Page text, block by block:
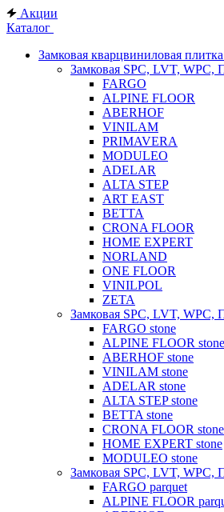
Акции
Каталог
Замковая кварцвиниловая
Замковая SPC, LVT, WPC,
FARGO
ALPINE FLOOR
ABERHOF
VINILAM
PRIMAVERA
MODULEO
ADELAR
ALTA STEP
ART EAST
BETTA
CRONA FLOOR
HOME EXPERT
NORLAND
ONE FLOOR
VINILPOL
ZETA
Замковая SPC, LVT, WPC,
FARGO stone
ALPINE FLOOR stone
ABERHOF stone
VINILAM stone
ADELAR stone
ALTA STEP stone
BETTA stone
CRONA FLOOR stone
HOME EXPERT stone
MODULEO stone
Замковая SPC, LVT, WPC,
FARGO parquet
ALPINE FLOOR